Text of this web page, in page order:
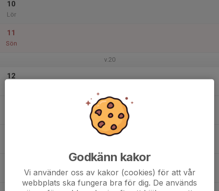
10
Lör
11
Sön
v.20
12
Träning i Granngården
Godkänn kakor
Vi använder oss av kakor (cookies) för att vår
webbplats ska fungera bra för dig. De används